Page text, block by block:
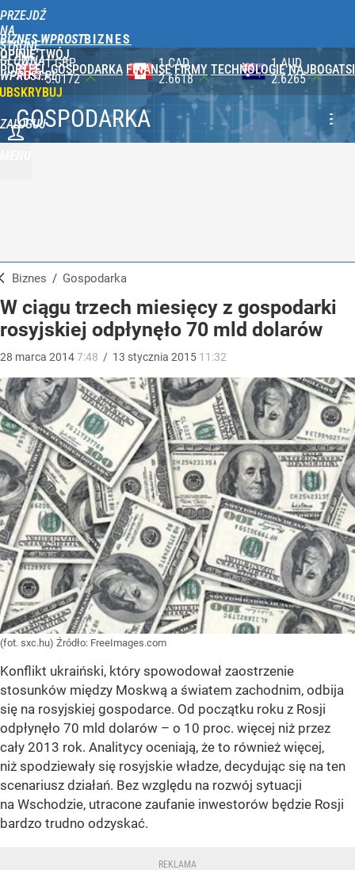
PRZEJDŹ
NA
STRONĘ
GŁÓWNĄ
WPROST.PL
BIZNES WPROST
OPINIE TWÓJ
PORTFEL GOSPODARKA FINANSE FIRMY TECHNOLOGIE NAJBOGATSI
ZALOGUJ
1 CAD
2.6618
1 AUD
2.6265
100 JPY
2.3565
GOSPODARKA
Biznes / Gospodarka
W ciągu trzech miesięcy z gospodarki
rosyjskiej odpłynęło 70 mld dolarów
28 marca 20147:48 / 13 stycznia 2015 11:32
(fot. sxc.hu) Źródło: FreeImages.com
Konflikt ukraiński, który spowodował zaostrzenie
stosunków między Moskwą a światem zachodnim, odbija
się na rosyjskiej gospodarce. Od początku roku z Rosji
odpłynęło 70 mld dolarów – o 10 proc. więcej niż przez
cały 2013 rok. Analitycy oceniają, że to również więcej,
niż spodziewały się rosyjskie władze, decydując się na ten
scenariusz działań. Bez względu na rozwój sytuacji
na Wschodzie, utracone zaufanie inwestorów będzie Rosji
bardzo trudno odzyskać.